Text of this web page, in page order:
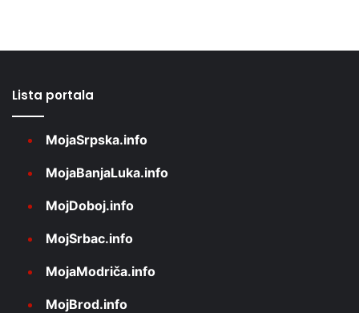
Lista portala
MojaSrpska.info
MojaBanjaLuka.info
MojDoboj.info
MojSrbac.info
MojaModriča.info
MojBrod.info